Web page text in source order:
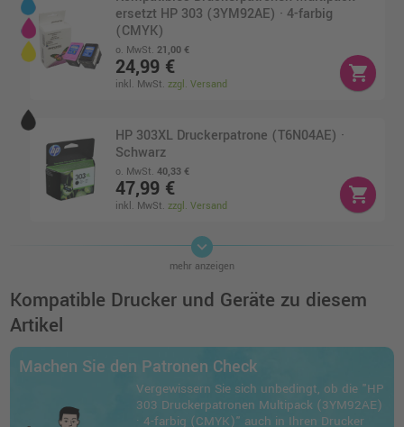
ersetzt HP 303 (3YM92AE) · 4-farbig
(CMYK)
o. MwSt. 21,00 €
24,99 €
inkl. MwSt.zzgl. Versand
shopping_cart
HP 303XL Druckerpatrone (T6N04AE) ·
Schwarz
o. MwSt.40,33 €
47,99 €
inkl. MwSt.zzgl. Versand
shopping_cart
HP 303 Druckerpatrone (T6N02AE) ·
o. MwSt.
18,99 €
farbig (CMY)
o. MwSt.21,00 €
keyboard_arrow_down
mehr anzeigen
Kompatible Drucker und Geräte zu diesem
Artikel
Machen Sie den Patronen Check
Vergewissern Sie sich unbedingt, ob die "HP
303 Druckerpatronen Multipack (3YM92AE)
· 4-farbig (CMYK)" auch in Ihren Drucker